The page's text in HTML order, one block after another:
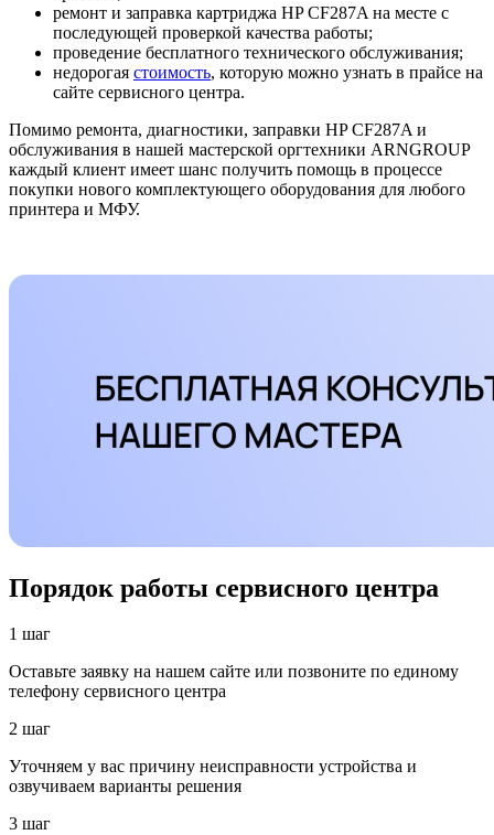
ремонт и заправка картриджа HP CF287A на месте с
последующей проверкой качества работы;
проведение бесплатного технического обслуживания;
недорогая стоимость, которую можно узнать в прайсе на
сайте сервисного центра.
Помимо ремонта, диагностики, заправки HP CF287A и
обслуживания в нашей мастерской оргтехники ARNGROUP
каждый клиент имеет шанс получить помощь в процессе
покупки нового комплектующего оборудования для любого
принтера и МФУ.
Порядок работы сервисного центра
1 шаг
Оставьте заявку на нашем сайте или позвоните по единому
телефону сервисного центра
2 шаг
Уточняем у вас причину неисправности устройства и
озвучиваем варианты решения
3 шаг